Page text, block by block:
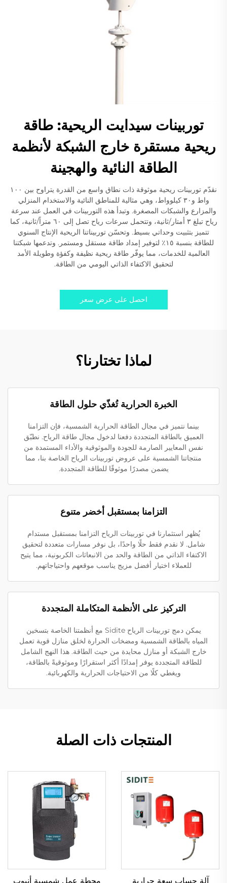
توربينات سيدايت الريحية: طاقة
ريحية مستقرة خارج الشبكة لأنظمة
الطاقة النائية والهجينة
نقدّم توربينات ريحية موثوقة ذات نطاق واسع من القدرة يتراوح بين ١٠٠
واط و٣٠ كيلوواط، وهي مثالية للمناطق النائية والاستخدام المنزلي
والمزارع والشبكات المصغرة. وتبدأ هذه التوربينات في العمل عند سرعة
رياح تبلغ ٣ أمتار/ثانية، وتتحمل سرعات رياح تصل إلى ٦٠ متراً/ثانية، كما
تتميز بتثبيت وحداتي بسيط. وتحسّن توربيناتنا الريحية الإنتاج السنوي
للطاقة بنسبة ١٥٪ لتوفير إمداد طاقة مستقل ومستمر. وتدعمها شبكتنا
العالمية للخدمات، مما يوفّر طاقة ريحية نظيفة وكفؤة وطويلة الأمد
لتحقيق الاكتفاء الذاتي اليومي من الطاقة.
احصل على عرض سعر
لماذا تختارنا؟
الخبرة الحرارية تُغذّي حلول الطاقة
بينما نتميز في مجال الطاقة الحرارية الشمسية، فإن التزامنا
العميق بالطاقة المتجددة دفعنا لدخول مجال طاقة الرياح. نطبّق
نفس المعايير الصارمة للجودة والموثوقية والأداء المستمدة من
منتجاتنا الشمسية على عروض توربينات الرياح الخاصة بنا، مما
يضمن مصدرًا موثوقًا للطاقة المتجددة.
التزامنا بمستقبل أخضر متنوع
يُظهر استثمارنا في توربينات الرياح التزامنا بمستقبل مستدام
شامل. لا نقدم فقط حلًا واحدًا، بل نوفر مسارات متعددة لتحقيق
الاكتفاء الذاتي من الطاقة والحد من الانبعاثات الكربونية، مما يتيح
للعملاء اختيار أفضل مزيج يناسب موقعهم واحتياجاتهم.
التركيز على الأنظمة المتكاملة المتجددة
يمكن دمج توربينات الرياح Sidite مع أنظمتنا الخاصة بتسخين
المياه بالطاقة الشمسية ومضخات الحرارة لخلق منازل قوية تعمل
خارج الشبكة أو منازل محايدة من حيث الطاقة. هذا النهج الشامل
للطاقة المتجددة يوفر إمدادًا أكثر استقرارًا وموثوقيةً بالطاقة،
ويغطي كلًا من الاحتياجات الحرارية والكهربائية.
المنتجات ذات الصلة
آلة حساب سعة حرارية
محطة عمل شمسية أنبوب